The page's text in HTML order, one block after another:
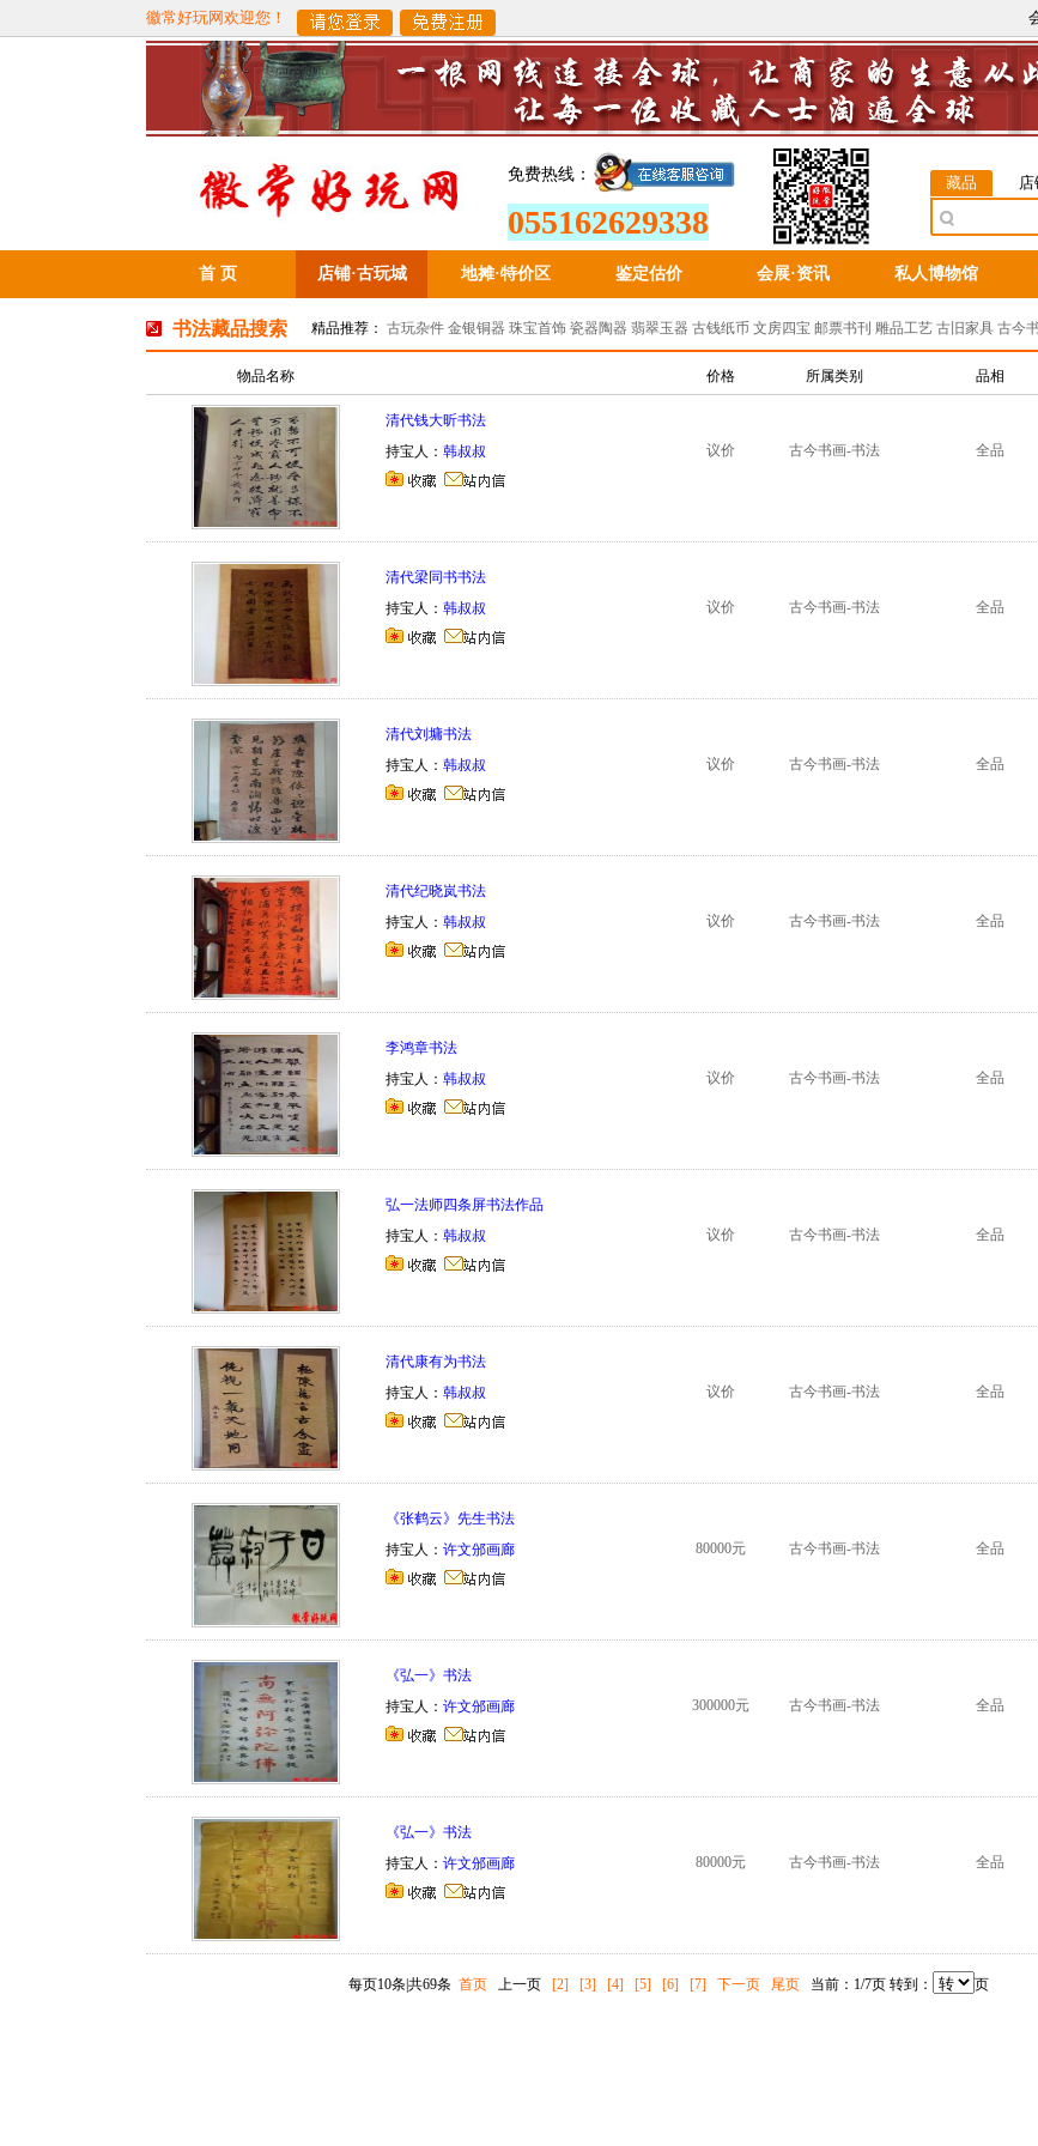
徽常好玩网欢迎您！
免费热线：
055162629338
藏品 店
首 页 店铺·古玩城 地摊·特价区 鉴定估价 会展·资讯 私人博物馆
书法藏品搜索 精品推荐： 古玩杂件 金银铜器 珠宝首饰 瓷器陶器 翡翠玉器 古钱纸币 文房四宝 邮票书刊 雕品工艺 古旧家具 古今
物品名称 价格 所属类别 品相
清代钱大昕书法
持宝人： 韩叔叔 议价 古今书画-书法 全品
清代梁同书书法
持宝人： 韩叔叔 议价 古今书画-书法 全品
清代刘墉书法
持宝人： 韩叔叔 议价 古今书画-书法 全品
清代纪晓岚书法
持宝人： 韩叔叔 议价 古今书画-书法 全品
李鸿章书法
持宝人： 韩叔叔 议价 古今书画-书法 全品
弘一法师四条屏书法作品
持宝人： 韩叔叔 议价 古今书画-书法 全品
清代康有为书法
持宝人： 韩叔叔 议价 古今书画-书法 全品
《张鹤云》先生书法
持宝人： 许文邠画廊 80000元 古今书画-书法 全品
《弘一》书法
持宝人： 许文邠画廊 300000元 古今书画-书法 全品
《弘一》书法
持宝人： 许文邠画廊 80000元 古今书画-书法 全品
每页10条|共69条 首页上一页 [2] [3] [4] [5] [6] [7] 下一页 尾页当前：1/7页 转到： 页